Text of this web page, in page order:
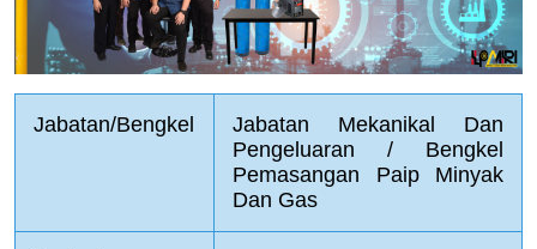
Jabatan/Bengkel
Jabatan Mekanikal Dan
Pengeluaran / Bengkel
Pemasangan Paip Minyak
Dan Gas